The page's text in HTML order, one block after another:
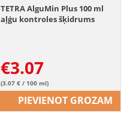
TETRA AlguMin Plus 100 ml
aļģu kontroles šķidrums
€3.07
(3.07 € / 100 ml)
PIEVIENOT GROZAM